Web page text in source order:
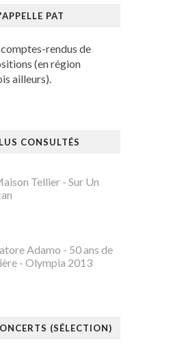
PAT
rendus de
(en région
ailleurs).
CONSULTÉS
Tellier - Sur Un
Adamo - 50 ans de
- Olympia 2013
(SÉLECTION)